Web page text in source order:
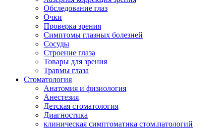
Обследование глаз
Очки
Проверка зрения
Симптомы глазных болезней
Сосуды
Строение глаза
Товары для зрения
Травмы глаза
Стоматология
Анатомия и физиология
Анестезия
Детская стоматология
Диагностика
клиническая симптоматика стом.патологий